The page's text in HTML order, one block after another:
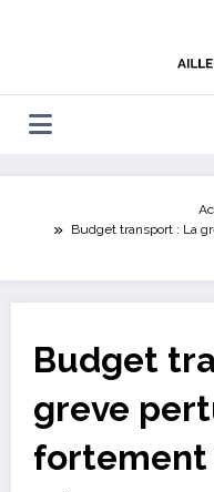
Budget transport : La
Budget
greve
fortement